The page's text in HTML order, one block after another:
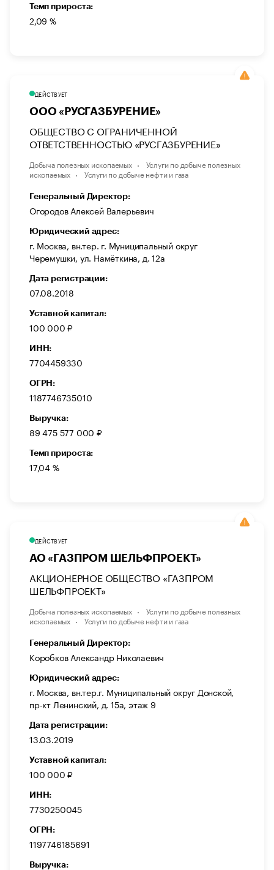
Темп прироста:
2,09 %
ДЕЙСТВУЕТ
ООО «РУСГАЗБУРЕНИЕ»
ОБЩЕСТВО С ОГРАНИЧЕННОЙ
ОТВЕТСТВЕННОСТЬЮ «РУСГАЗБУРЕНИЕ»
Добыча полезных ископаемых
Услуги по добыче полезных
ископаемых
Услуги по добыче нефти и газа
Генеральный Директор:
Огородов Алексей Валерьевич
Юридический адрес:
г. Москва, вн.тер. г. Муниципальный округ
Черемушки, ул. Намёткина, д. 12а
Дата регистрации:
07.08.2018
Уставной капитал:
100 000 ₽
ИНН:
7704459330
ОГРН:
1187746735010
Выручка:
89 475 577 000 ₽
Темп прироста:
17,04 %
ДЕЙСТВУЕТ
АО «ГАЗПРОМ ШЕЛЬФПРОЕКТ»
АКЦИОНЕРНОЕ ОБЩЕСТВО «ГАЗПРОМ
ШЕЛЬФПРОЕКТ»
Добыча полезных ископаемых
Услуги по добыче полезных
ископаемых
Услуги по добыче нефти и газа
Генеральный Директор:
Коробков Александр Николаевич
Юридический адрес:
г. Москва, вн.тер.г. Муниципальный округ Донской,
пр-кт Ленинский, д. 15а, этаж 9
Дата регистрации:
13.03.2019
Уставной капитал:
100 000 ₽
ИНН:
7730250045
ОГРН:
1197746185691
Выручка: